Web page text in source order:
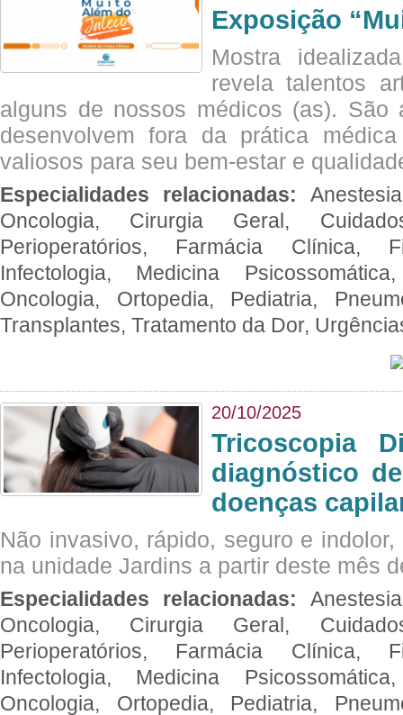
Exposição
Mostra
revela talentos
alguns de nossos médicos (as). São
desenvolvem fora da prática
valiosos para seu bem-estar e
Especialidades relacionadas:
Oncologia, Cirurgia Geral,
Perioperatórios, Farmácia Clínica,
Infectologia, Medicina
Oncologia, Ortopedia, Pediatria,
Transplantes, Tratamento da Dor,
20/10/2025
Tricoscopia
diagnóstico
doenças
Não invasivo, rápido, seguro e
na unidade Jardins a partir deste mês
Especialidades relacionadas:
Oncologia, Cirurgia Geral,
Perioperatórios, Farmácia Clínica,
Infectologia, Medicina
Oncologia, Ortopedia, Pediatria,